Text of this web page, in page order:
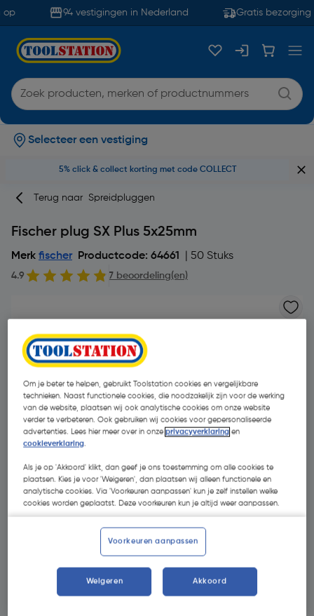
94 vestigingen in Nederland Gratis bezorging
Selecteer een vestiging
5% click & collect korting met code COLLECT
Terug naar Spreidpluggen
Fischer plug SX Plus 5x25mm
Merk fischer Productcode: 64661 | 50 Stuks
4.9 7 beoordeling(en)
€ 1,52
Om je beter te helpen, gebruikt Toolstation cookies en vergelijkbare
technieken. Naast functionele cookies, die noodzakelijk zijn voor de werking
van de website, plaatsen wij ook analytische cookies om onze website
verder te verbeteren. Ook gebruiken wij cookies voor gepersonaliseerde
advertenties. Lees hier meer over in onzeprivacyverklaring en
cookieverklaring.
Als je op 'Akkoord' klikt, dan geef je ons toestemming om alle cookies te
plaatsen. Kies je voor 'Weigeren', dan plaatsen wij alleen functionele en
analytische cookies. Via 'Voorkeuren aanpassen' kun je zelf instellen welke
cookies worden geplaatst. Deze voorkeuren kun je altijd weer aanpassen.
Voorkeuren aanpassen
Weigeren Akkoord